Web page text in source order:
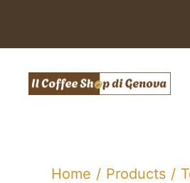
contenuto
Home Products